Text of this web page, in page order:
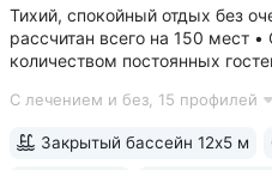
Тихий, спокойный отдых без
рассчитан всего на 150 мест
количеством постоянных
до Грязелечебницы им.
С лечением и без, 15 профилей
Закрытый бассейн 12х5 м